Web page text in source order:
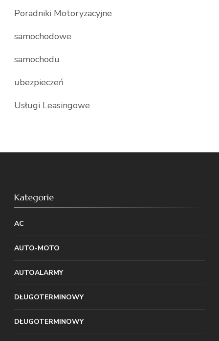
Poradniki Motoryzacyjne
samochodowe
samochodu
ubezpieczeń
Usługi Leasingowe
Kategorie
AC
AUTO-MOTO
AUTOALARMY
DŁUGOTERMINOWY
DŁUGOTERMINOWY